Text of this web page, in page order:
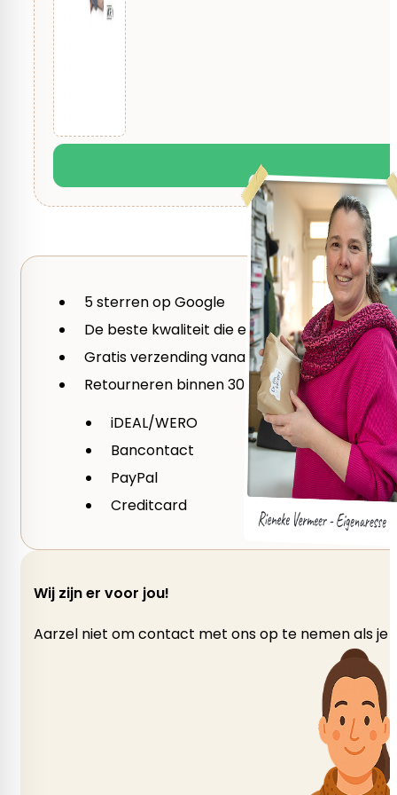
5 sterren op Google
De beste kwaliteit die er is
Gratis verzending vanaf €59
Retourneren binnen 30 dagen
iDEAL/WERO
Bancontact
PayPal
Creditcard
Wij zijn er voor jou!
Aarzel niet om contact met ons op te nemen als